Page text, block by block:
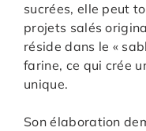
sucrées, elle peut
projets salés
réside dans le «
farine, ce qui crée
unique.
Son élaboration